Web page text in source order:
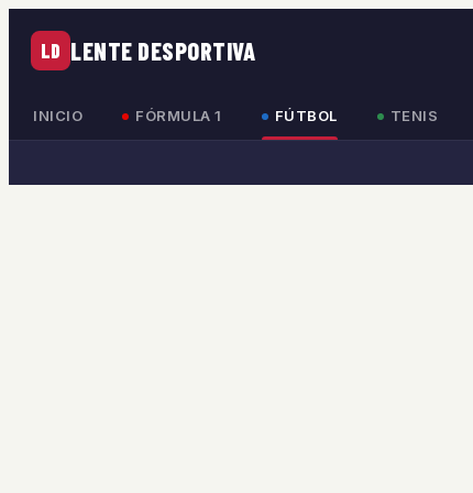
LD LENTE DESPORTIVA
INICIO FÓRMULA 1 FÚTBOL TENIS